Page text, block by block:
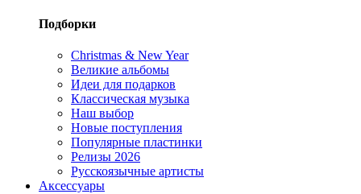
Подборки
Christmas & New Year
Великие альбомы
Идеи для подарков
Классическая музыка
Наш выбор
Новые поступления
Популярные пластинки
Релизы 2026
Русскоязычные артисты
Аксессуары